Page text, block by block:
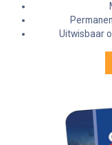
Uitwisbaar